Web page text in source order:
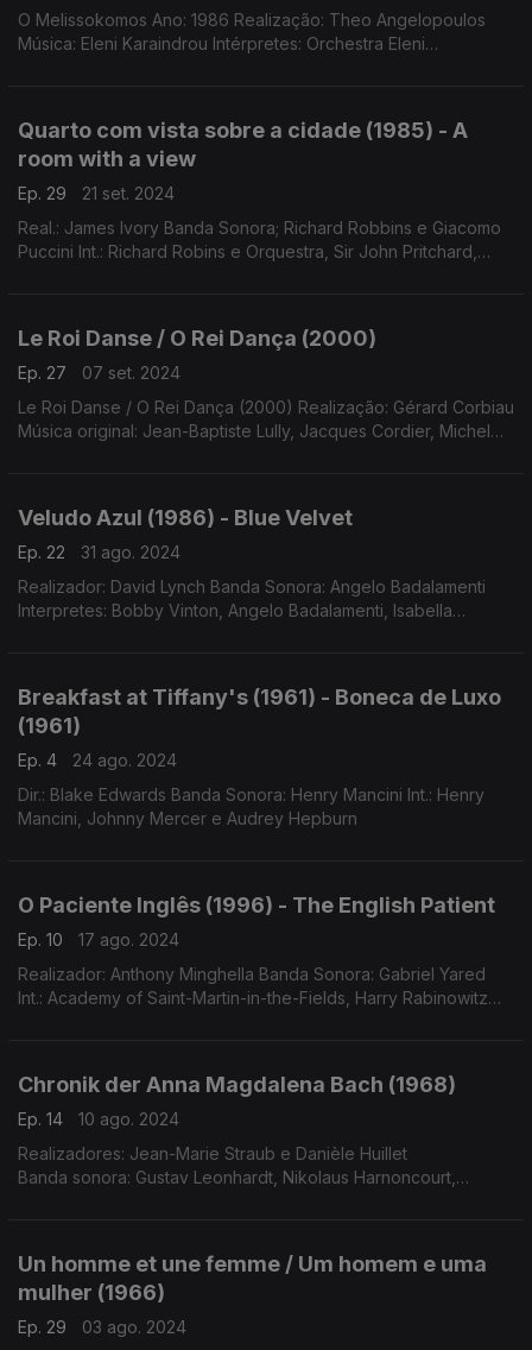
O Melissokomos Ano: 1986 Realização: Theo Angelopoulos
Música: Eleni Karaindrou Intérpretes: Orchestra Eleni
Quarto com vista sobre a cidade (1985) - A
room with a view
Ep. 29
21 set. 2024
Real.: James Ivory Banda Sonora; Richard Robbins e Giacomo
Puccini Int.: Richard Robins e Orquestra, Sir John Pritchard,
Le Roi Danse / O Rei Dança (2000)
Ep. 27
07 set. 2024
Le Roi Danse / O Rei Dança (2000) Realização: Gérard Corbiau
Música original: Jean-Baptiste Lully, Jacques Cordier, Michel
Veludo Azul (1986) - Blue Velvet
Ep. 22
31 ago. 2024
Realizador: David Lynch Banda Sonora: Angelo Badalamenti
Interpretes: Bobby Vinton, Angelo Badalamenti, Isabella
Breakfast at Tiffany's (1961) - Boneca de Luxo
(1961)
Ep. 4
24 ago. 2024
Dir.: Blake Edwards Banda Sonora: Henry Mancini Int.: Henry
Mancini, Johnny Mercer e Audrey Hepburn
O Paciente Inglês (1996) - The English Patient
Ep. 10
17 ago. 2024
Realizador: Anthony Minghella Banda Sonora: Gabriel Yared
Int.: Academy of Saint-Martin-in-the-Fields, Harry Rabinowitz
Chronik der Anna Magdalena Bach (1968)
Ep. 14
10 ago. 2024
Realizadores: Jean-Marie Straub e Danièle Huillet
Banda sonora: Gustav Leonhardt, Nikolaus Harnoncourt,
Un homme et une femme / Um homem e uma
mulher (1966)
Ep. 29
03 ago. 2024